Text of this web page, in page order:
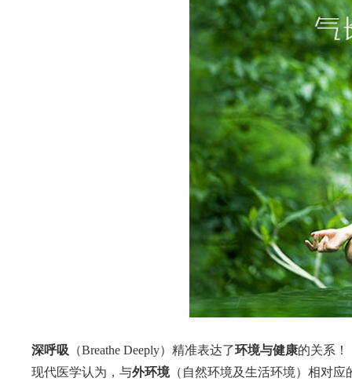
深呼吸 （Breathe Deeply）精准表达了环境与健康的关系！
现代医学认为，与外环境（自然环境及生活环境）相对应